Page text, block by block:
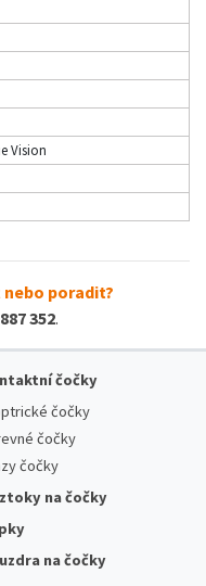
Vision
poradit?
352.
čočky
čočky
čočky
čočky
na čočky
na čočky